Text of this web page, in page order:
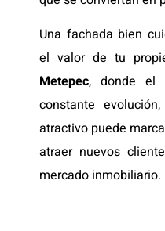
Una fachada bien
el valor de tu
Metepec, donde el
constante
atractivo puede
atraer nuevos
mercado inmobiliario.